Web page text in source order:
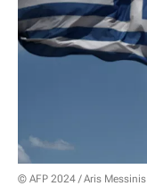
© AFP 2024 / Aris Messinis